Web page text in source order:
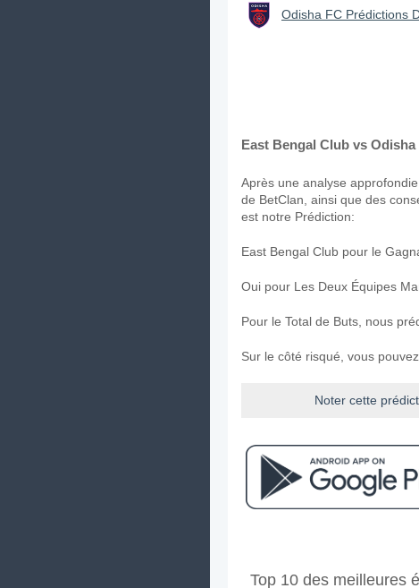
Odisha FC Prédictions
East Bengal Club vs
Après une analyse
de BetClan, ainsi que des
est notre Prédiction:
East Bengal Club pour le
Oui pour Les Deux Équipes
Pour le Total de Buts, nous
Sur le côté risqué, vous
Noter cette
Le match entre East Bengal
Top 10 des meilleures